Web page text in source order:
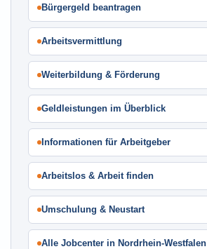
Bürgergeld beantragen
Arbeitsvermittlung
Weiterbildung & Förderung
Geldleistungen im Überblick
Informationen für Arbeitgeber
Arbeitslos & Arbeit finden
Umschulung & Neustart
Alle Jobcenter in Nordrhein-Westfalen